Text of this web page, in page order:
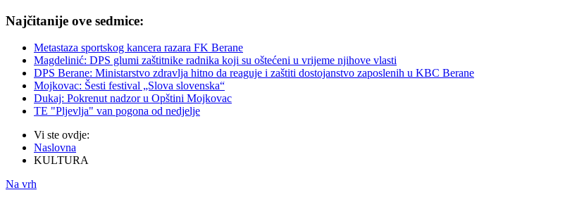
Najčitanije ove sedmice:
Metastaza sportskog kancera razara FK Berane
Magdelinić: DPS glumi zaštitnike radnika koji su oštećeni u vrijeme njihove vlasti
DPS Berane: Ministarstvo zdravlja hitno da reaguje i zaštiti dostojanstvo zaposlenih u KBC Berane
Mojkovac: Šesti festival „Slova slovenska“
Dukaj: Pokrenut nadzor u Opštini Mojkovac
TE "Pljevlja" van pogona od nedjelje
Vi ste ovdje:
Naslovna
KULTURA
Na vrh